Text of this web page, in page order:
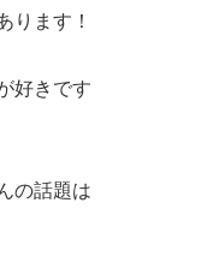
ります！
好きです
の話題は